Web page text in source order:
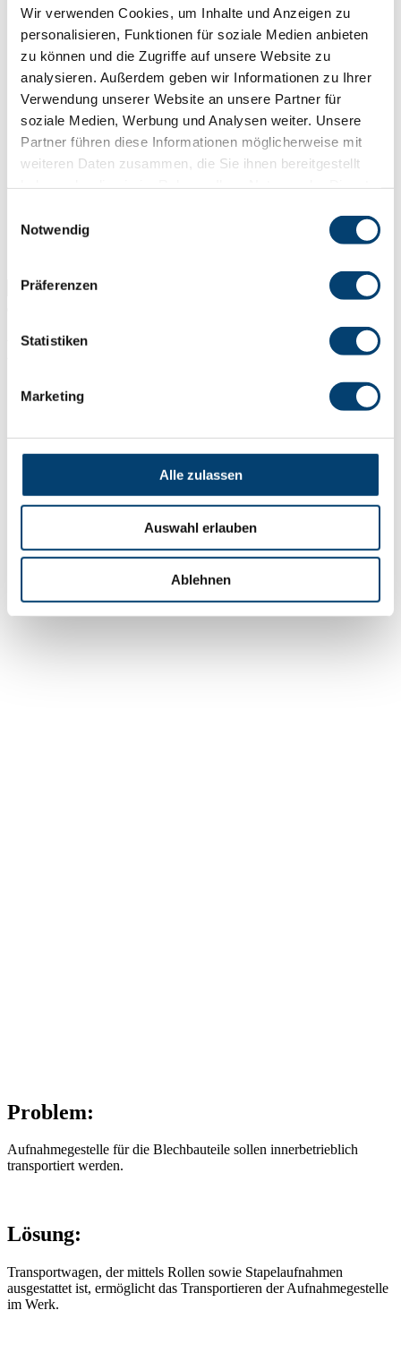
Wir verwenden Cookies, um Inhalte und Anzeigen zu
personalisieren, Funktionen für soziale Medien anbieten
zu können und die Zugriffe auf unsere Website zu
analysieren. Außerdem geben wir Informationen zu Ihrer
Verwendung unserer Website an unsere Partner für
soziale Medien, Werbung und Analysen weiter. Unsere
Partner führen diese Informationen möglicherweise mit
weiteren Daten zusammen, die Sie ihnen bereitgestellt
Notwendig
Präferenzen
Statistiken
Marketing
Alle zulassen
Auswahl erlauben
Ablehnen
Traversen
Greifer und Zangen
C-Haken
Sonderanschlagpunkte
Bahnhof 1
Problem:
Aufnahmegestelle für die Blechbauteile sollen innerbetrieblich
transportiert werden.
Lösung:
Transportwagen, der mittels Rollen sowie Stapelaufnahmen
ausgestattet ist, ermöglicht das Transportieren der Aufnahmegestelle
im Werk.